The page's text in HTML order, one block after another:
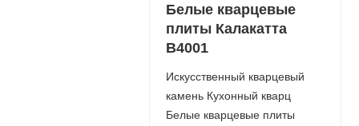
Белые кварцевые
плиты Калакатта
B4001
Искусственный кварцевый
камень Кухонный кварц
Белые кварцевые плиты